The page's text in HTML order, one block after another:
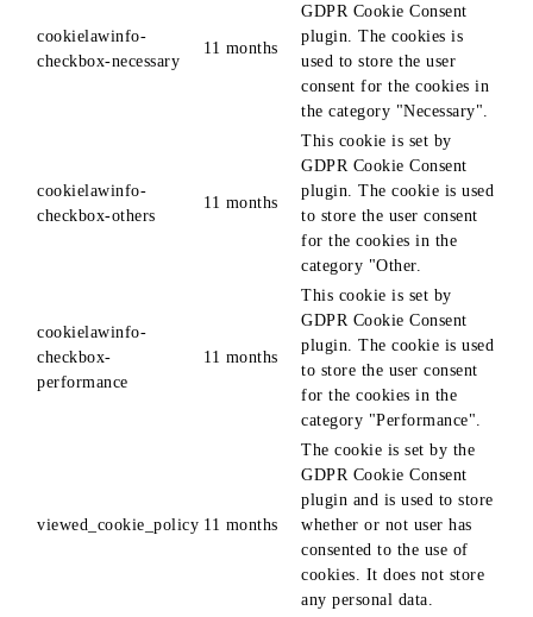
cookielawinfo-
checkbox-necessary
11 months
GDPR Cookie Consent
plugin. The cookies is
used to store the user
consent for the cookies in
the category "Necessary".
cookielawinfo-
checkbox-others
11 months
This cookie is set by
GDPR Cookie Consent
plugin. The cookie is used
to store the user consent
for the cookies in the
category "Other.
cookielawinfo-
checkbox-
performance
11 months
This cookie is set by
GDPR Cookie Consent
plugin. The cookie is used
to store the user consent
for the cookies in the
category "Performance".
viewed_cookie_policy 11 months
The cookie is set by the
GDPR Cookie Consent
plugin and is used to store
whether or not user has
consented to the use of
cookies. It does not store
any personal data.